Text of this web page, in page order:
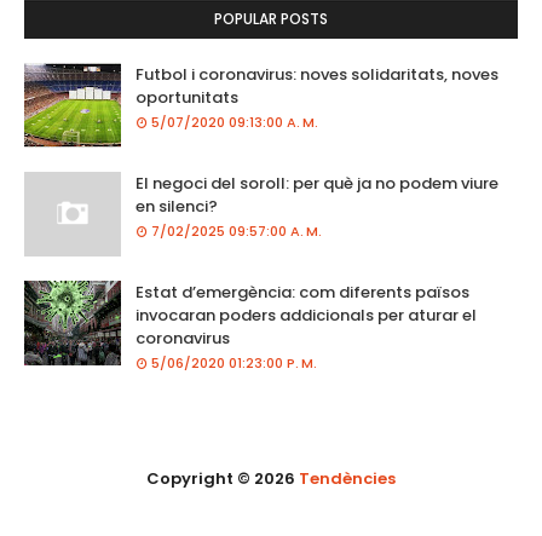
POPULAR POSTS
Futbol i coronavirus: noves solidaritats, noves
oportunitats
5/07/2020 09:13:00 A. M.
El negoci del soroll: per què ja no podem viure
en silenci?
7/02/2025 09:57:00 A. M.
Estat d’emergència: com diferents països
invocaran poders addicionals per aturar el
coronavirus
5/06/2020 01:23:00 P. M.
Copyright © 2026 Tendències